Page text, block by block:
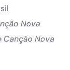
Nova
Canção Nova